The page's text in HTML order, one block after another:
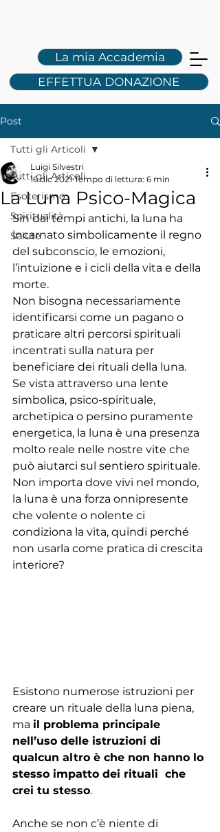
La mia Accademia
EFFETTUA DONAZIONE
LS
Post
Tutti gli Articoli
Esoterismo
Spiritualità
Salute
Tutti gli Articoli
La Luna Psico-Magica
Luigi Silvestri
16 dic 2021 Tempo di lettura: 6 min
Sin dai tempi antichi, la luna ha
incarnato simbolicamente il regno
del subconscio, le emozioni,
l’intuizione e i cicli della vita e della
morte.
Non bisogna necessariamente
identificarsi come un pagano o
praticare altri percorsi spirituali
incentrati sulla natura per
beneficiare dei rituali della luna.
Se vista attraverso una lente
simbolica, psico-spirituale,
archetipica o persino puramente
energetica, la luna è una presenza
molto reale nelle nostre vite che
può aiutarci sul sentiero spirituale.
Non importa dove vivi nel mondo,
la luna è una forza onnipresente
che volente o nolente ci
condiziona la vita, quindi perché
non usarla come pratica di crescita
interiore?
Esistono numerose istruzioni per
creare un rituale della luna piena,
ma il problema principale
nell’uso delle istruzioni di
qualcun altro è che non hanno lo
stesso impatto dei rituali  che
crei tu stesso.
Anche se non c’è niente di